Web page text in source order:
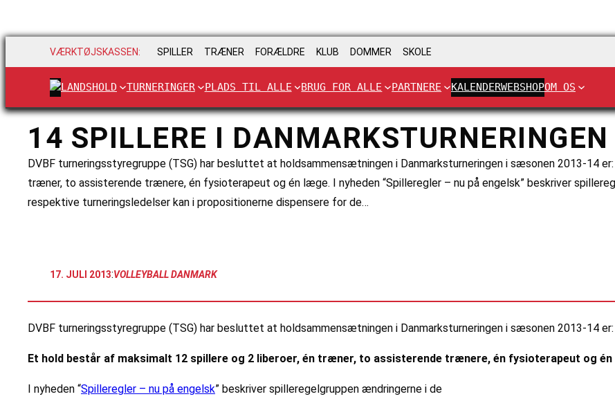
VÆRKTØJSKASSEN: SPILLER TRÆNER FORÆLDRE KLUB DOMMER SKOLE
LANDSHOLD TURNERINGER PLADS TIL ALLE BRUG FOR ALLE PARTNERE KALENDERWEBSHOPOM OS
14 SPILLERE I DANMARKSTURNERINGEN
DVBF turneringsstyregruppe (TSG) har besluttet at holdsammensætningen i Danmarksturneringen i sæsonen 2013-14
træner, to assisterende trænere, én fysioterapeut og én læge. I nyheden “Spilleregler – nu på engelsk” beskriver
respektive turneringsledelser kan i propositionerne dispensere for de…
17. JULI 2013:VOLLEYBALL DANMARK
DVBF turneringsstyregruppe (TSG) har besluttet at holdsammensætningen i Danmarksturneringen i sæsonen 2013-14 er:
Et hold består af maksimalt 12 spillere og 2 liberoer, én træner, to assisterende trænere, én fysioterapeut og
I nyheden “Spilleregler – nu på engelsk” beskriver spilleregelgruppen ændringerne i de